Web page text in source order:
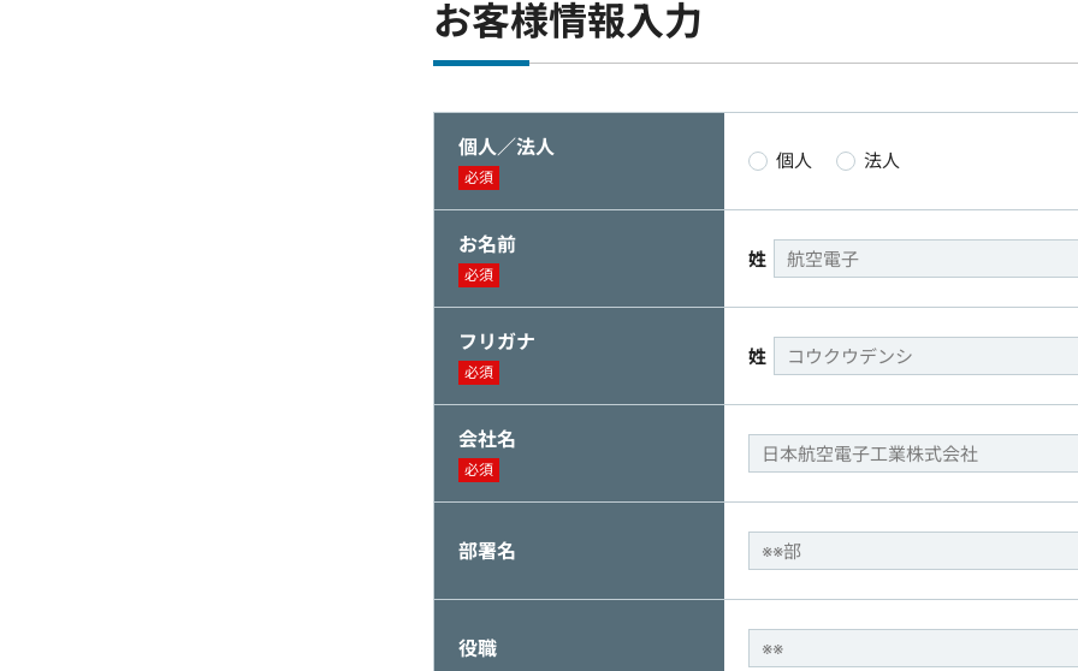
お客様情報入力
個人／法人
必須
個人 法人
お名前
必須
姓
フリガナ
必須
姓
会社名
必須
部署名
役職